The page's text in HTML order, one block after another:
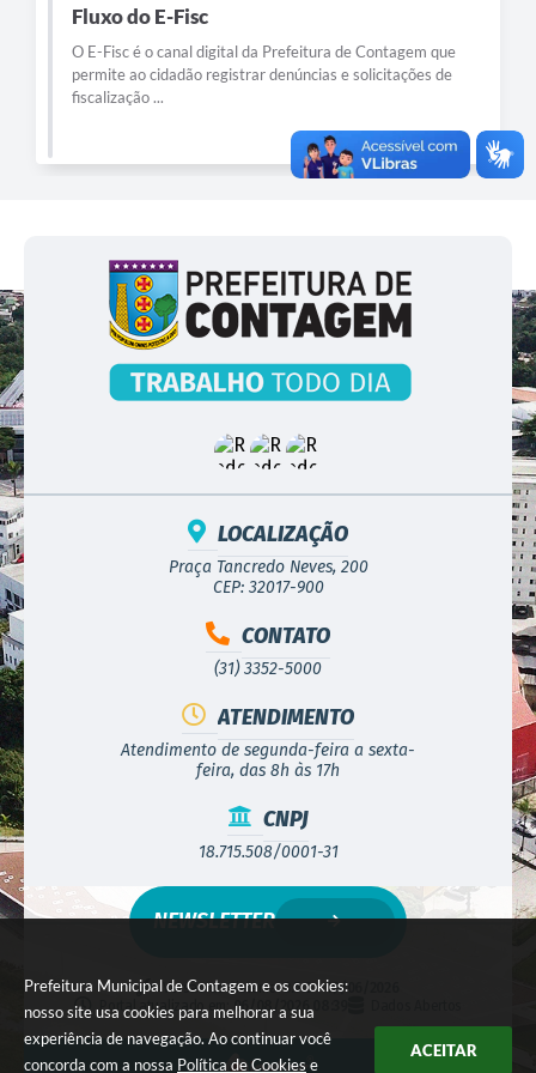
Prefeitura Municipal de Contagem e os cookies:
nosso site usa cookies para melhorar a sua
experiência de navegação. Ao continuar você
concorda com a nossa Política de Cookies e
ACEITAR
Fluxo do E-Fisc
O E-Fisc é o canal digital da Prefeitura de Contagem que
permite ao cidadão registrar denúncias e solicitações de
fiscalização ...
LOCALIZAÇÃO
Praça Tancredo Neves, 200
CEP: 32017-900
CONTATO
(31) 3352-5000
ATENDIMENTO
Atendimento de segunda-feira a sexta-
feira, das 8h às 17h
CNPJ
18.715.508/0001-31
Versão do Sistema:3.5.3 - 19/06/2026
Portal atualizado em:06/08/2026 08:39
NEWSLETTER